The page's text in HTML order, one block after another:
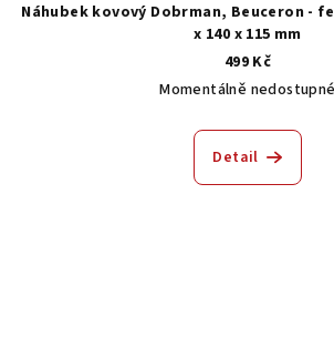
Náhubek kovový Dobrman, Beuceron -
x 140 x 115 mm
499 Kč
Momentálně nedostupné
Detail